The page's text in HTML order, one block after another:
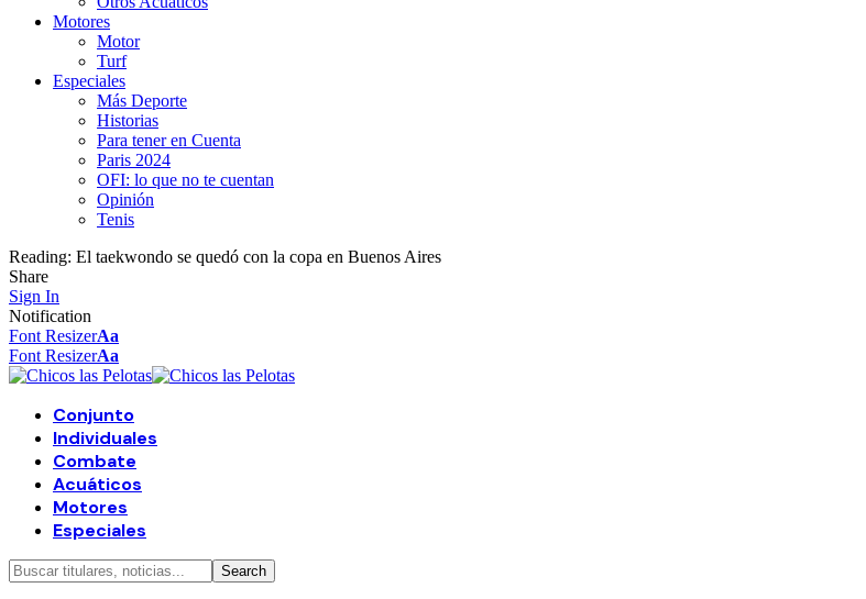
Motores
Motor
Turf
Especiales
Más Deporte
Historias
Para tener en Cuenta
Paris 2024
OFI: lo que no te cuentan
Opinión
Tenis
Reading: El taekwondo se quedó con la copa en Buenos Aires
Share
Sign In
Notification
Font ResizerAa
Font ResizerAa
Conjunto
Individuales
Combate
Acuáticos
Motores
Especiales